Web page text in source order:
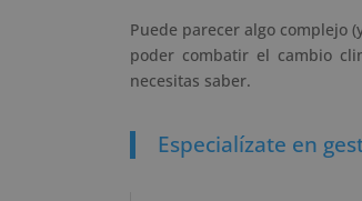
Puede parecer algo complejo
poder combatir el cambio
necesitas saber.
Especialízate en